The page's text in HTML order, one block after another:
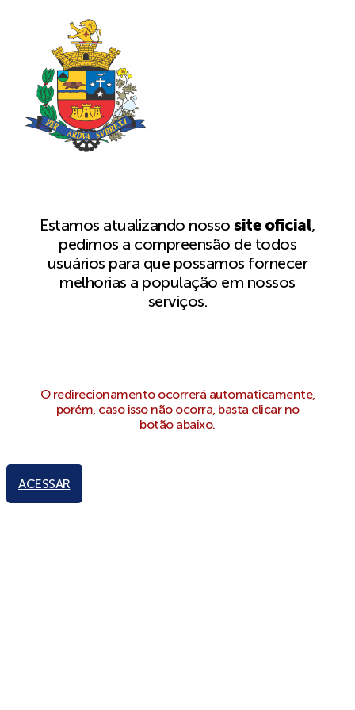
Estamos atualizando nossosite oficial,
pedimos a compreensão de todos
usuários para que possamos fornecer
melhorias a população em nossos
serviços.
O redirecionamento ocorrerá automaticamente,
porém, caso isso não ocorra, basta clicar no
botão abaixo.
ACESSAR